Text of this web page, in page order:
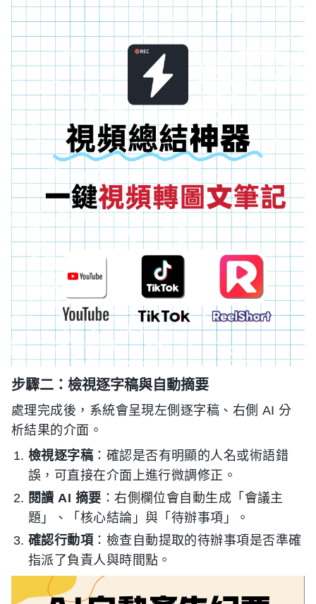
步驟二：檢視逐字稿與自動摘要
處理完成後，系統會呈現左側逐字稿、右側 AI 分
析結果的介面。
檢視逐字稿 ：確認是否有明顯的人名或術語錯
誤，可直接在介面上進行微調修正。
閱讀 AI 摘要 ：右側欄位會自動生成「會議主
題」、「核心結論」與「待辦事項」。
確認行動項 ：檢查自動提取的待辦事項是否準確
指派了負責人與時間點。